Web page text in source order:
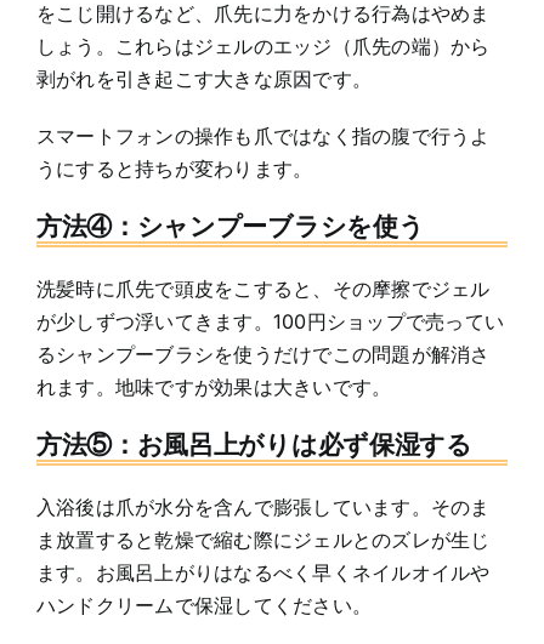
をこじ開けるなど、爪先に力をかける行為はやめま
しょう。これらはジェルのエッジ（爪先の端）から
剥がれを引き起こす大きな原因です。
スマートフォンの操作も爪ではなく指の腹で行うよ
うにすると持ちが変わります。
方法④：シャンプーブラシを使う
洗髪時に爪先で頭皮をこすると、その摩擦でジェル
が少しずつ浮いてきます。100円ショップで売ってい
るシャンプーブラシを使うだけでこの問題が解消さ
れます。地味ですが効果は大きいです。
方法⑤：お風呂上がりは必ず保湿する
入浴後は爪が水分を含んで膨張しています。そのま
ま放置すると乾燥で縮む際にジェルとのズレが生じ
ます。お風呂上がりはなるべく早くネイルオイルや
ハンドクリームで保湿してください。